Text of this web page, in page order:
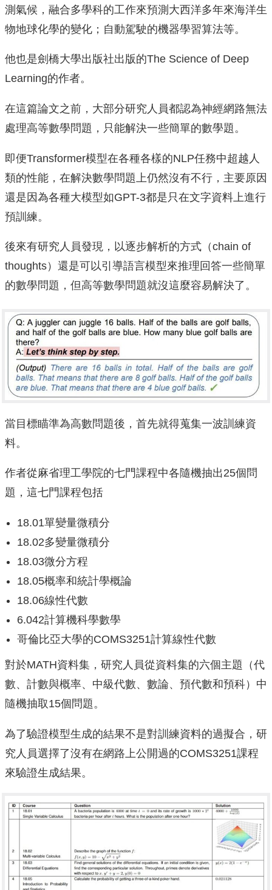
測氣候，融合多學科的工作來預測大西洋多年來海洋生
物地球化學的變化；自動駕駛的機器學習算法等。
他也是劍橋大學出版社出版的The Science of Deep
Learning的作者。
在這篇論文之前，大部分研究人員都認為神經網路無法
處理高等數學問題，只能解決一些簡單的數學題。
即便Transformer模型在各種各樣的NLP任務中超越人
類的性能，在解決數學問題上仍然沒有不行，主要原因
還是因為各種大模型如GPT-3都是只在文字資料上進行
預訓練。
後來有研究人員發現，以逐步解析的方式（chain of
thoughts）還是可以引導語言模型來推理回答一些簡單
的數學問題，但高等數學問題就沒這麼容易解決了。
當目標瞄準為高數問題後，首先就得蒐集一波訓練資
料。
作者從麻省理工學院的七門課程中各隨機抽出25個問
題，這七門課程包括
18.01單變量微積分
18.02多變量微積分
18.03微分方程
18.05概率和統計學概論
18.06線性代數
6.042計算機科學數學
哥倫比亞大學的COMS3251計算線性代數
對於MATH資料集，研究人員從資料集的六個主題（代
數、計數與概率、中級代數、數論、預代數和預科）中
隨機抽取15個問題。
為了驗證模型生成的結果不是對訓練資料的過擬合，研
究人員選擇了沒有在網路上公開過的COMS3251課程
來驗證生成結果。